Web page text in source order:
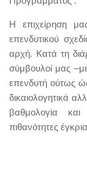
H επιχείρηση
επενδυτικού
αρχή. Κατά τη
σύμβουλοί μας
επενδυτή ούτως
δικαιολογητικά
βαθμολογία
πιθανότητες